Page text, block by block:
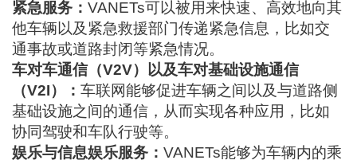
紧急服务：VANETs可以被用来快速、高效地向其
他车辆以及紧急救援部门传递紧急信息，比如交
通事故或道路封闭等紧急情况。
车对车通信（V2V）以及车对基础设施通信
（V2I）：车联网能够促进车辆之间以及与道路侧
基础设施之间的通信，从而实现各种应用，比如
协同驾驶和车队行驶等。
娱乐与信息娱乐服务：VANETs能够为车辆内的乘